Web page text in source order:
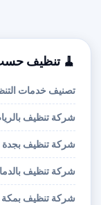
🧹 تنظيف حسب
تصنيف خدمات
شركة تنظيف
شركة تنظيف بجدة
شركة تنظيف
شركة تنظيف بمكة